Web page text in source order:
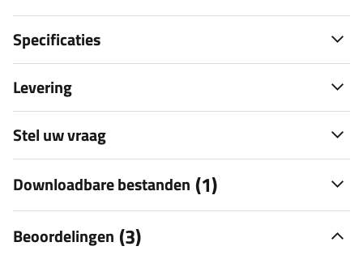
Specificaties
Levering
Stel uw vraag
Downloadbare bestanden (1)
Beoordelingen (3)